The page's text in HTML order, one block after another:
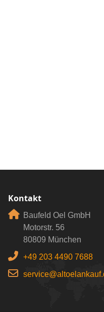
Kontakt
Baufeld Oel GmbH
Motorstr. 56
80809 München
+49 203 4490 7688